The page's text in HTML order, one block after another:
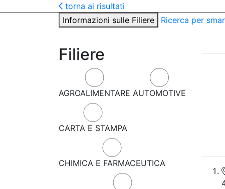
torna ai risultati
Informazioni sulle Filiere
Ricerca per
Filiere
AGROALIMENTARE AUTOMOTIVE
CARTA E STAMPA
CHIMICA E FARMACEUTICA